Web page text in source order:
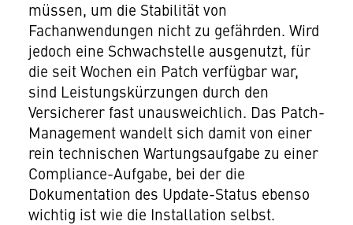
müssen, um die Stabilität von
Fachanwendungen nicht zu gefährden. Wird
jedoch eine Schwachstelle ausgenutzt, für
die seit Wochen ein Patch verfügbar war,
sind Leistungskürzungen durch den
Versicherer fast unausweichlich. Das Patch-
Management wandelt sich damit von einer
rein technischen Wartungsaufgabe zu einer
Compliance-Aufgabe, bei der die
Dokumentation des Update-Status ebenso
wichtig ist wie die Installation selbst.